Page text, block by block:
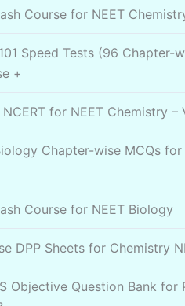
Course for NEET
Speed Tests (96 Chapter-
+
for NEET Chemistry –
Chapter-wise MCQs for
Course for NEET Biology
DPP Sheets for Chemistry
Objective Question Bank for